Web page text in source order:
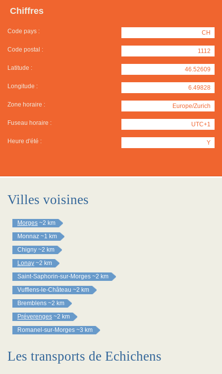
Chiffres
Code pays : CH
Code postal : 1112
Latitude : 46.52609
Longitude : 6.49828
Zone horaire : Europe/Zurich
Fuseau horaire : UTC+1
Heure d'été : Y
Villes voisines
Morges ~2 km
Monnaz ~1 km
Chigny ~2 km
Lonay ~2 km
Saint-Saphorin-sur-Morges ~2 km
Vufflens-le-Château ~2 km
Bremblens ~2 km
Préverenges ~2 km
Romanel-sur-Morges ~3 km
Les transports de Echichens